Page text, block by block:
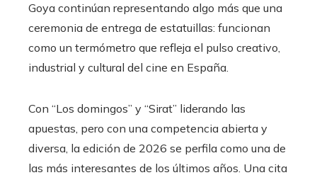
Goya continúan representando algo más que una
ceremonia de entrega de estatuillas: funcionan
como un termómetro que refleja el pulso creativo,
industrial y cultural del cine en España.
Con “Los domingos” y “Sirat” liderando las
apuestas, pero con una competencia abierta y
diversa, la edición de 2026 se perfila como una de
las más interesantes de los últimos años. Una cita